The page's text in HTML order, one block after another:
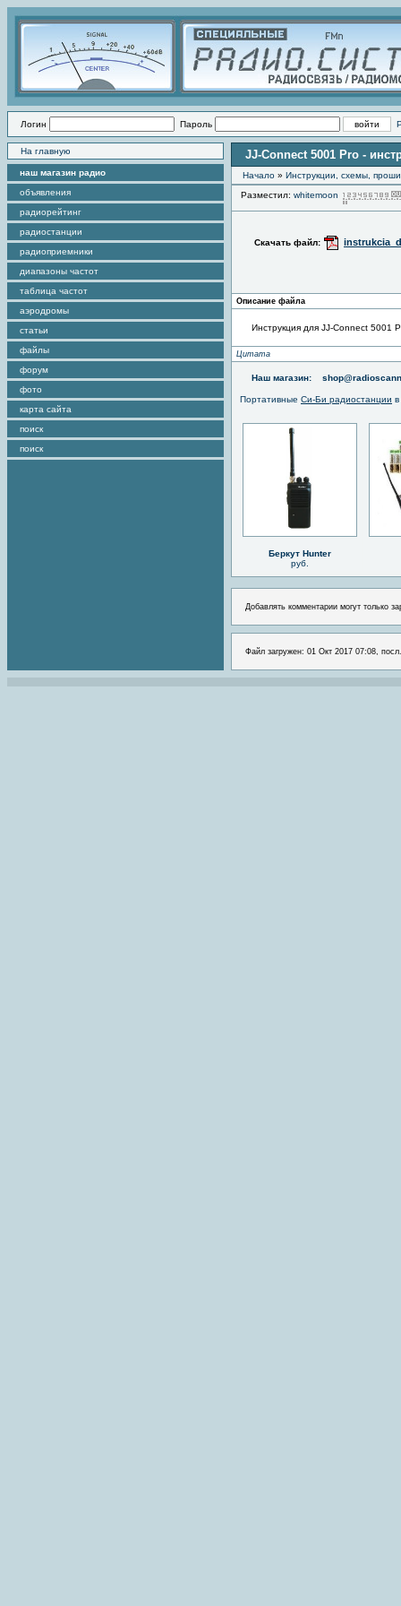
Логин Пароль
На главную
наш магазин радио
объявления
радиорейтинг
радиостанции
радиоприемники
диапазоны частот
таблица частот
аэродромы
статьи
файлы
форум
фото
карта сайта
поиск
поиск
JJ-Connect 5001 Pro -
Начало » Инструкции, схемы,
Разместил: whitemoon
Скачать файл:
Описание файла
Инструкция для JJ-Connect 5001
Цитата
Наш магазин:
Портативные Си-Би радиостанции
Беркут Hunter
руб.
Добавлять комментарии могут только
Файл загружен: 01 Окт 2017 07:08,